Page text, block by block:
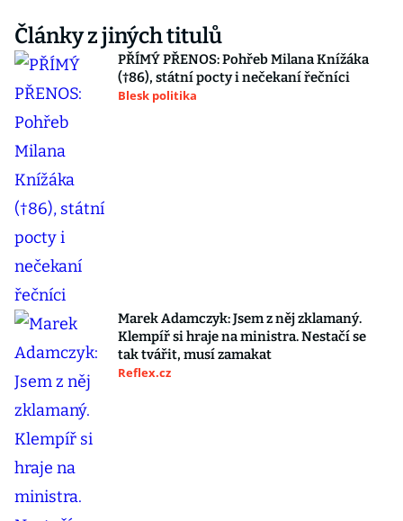
Články z jiných titulů
PŘÍMÝ PŘENOS: Pohřeb Milana Knížáka
(†86), státní pocty i nečekaní řečníci
Blesk politika
Marek Adamczyk: Jsem z něj zklamaný.
Klempíř si hraje na ministra. Nestačí se
tak tvářit, musí zamakat
Reflex.cz